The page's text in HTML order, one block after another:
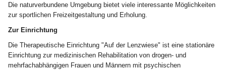
Die naturverbundene Umgebung bietet viele interessante Möglichkeiten
zur sportlichen Freizeitgestaltung und Erholung.
Zur Einrichtung
Die Therapeutische Einrichtung "Auf der Lenzwiese" ist eine stationäre
Einrichtung zur medizinischen Rehabilitation von drogen- und
mehrfachabhängigen Frauen und Männern mit psychischen